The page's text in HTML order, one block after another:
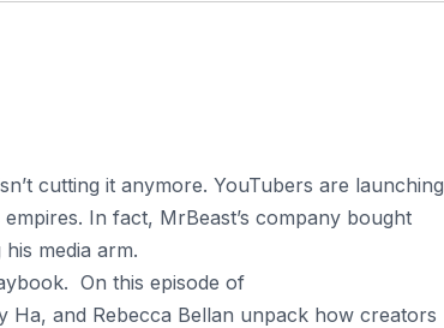
cutting it anymore. YouTubers are launching
In fact, MrBeast’s company bought
media arm.
On this episode of
Ha, and Rebecca Bellan unpack how creators